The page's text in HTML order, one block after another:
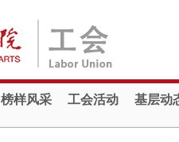
榜样风采 工会活动 基层动